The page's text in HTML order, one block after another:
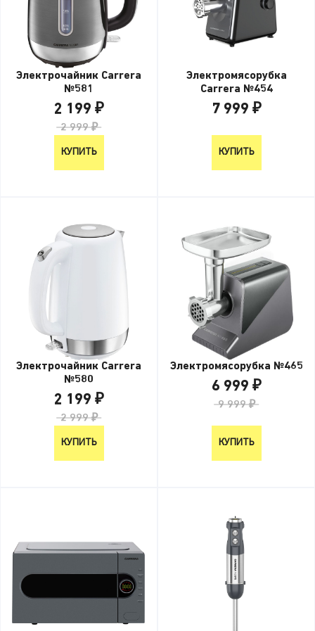
Электрочайник Carrera
№581
2 199 ₽
2 999 ₽
КУПИТЬ
Электромясорубка
Carrera №454
7 999 ₽
КУПИТЬ
Электрочайник Carrera
№580
2 199 ₽
2 999 ₽
КУПИТЬ
Электромясорубка №465
6 999 ₽
9 999 ₽
КУПИТЬ